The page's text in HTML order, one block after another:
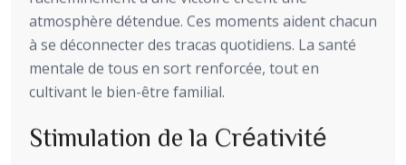
atmosphère détendue. Ces moments aident chacun
à se déconnecter des tracas quotidiens. La santé
mentale de tous en sort renforcée, tout en
cultivant le bien-être familial.
Stimulation de la Créativité